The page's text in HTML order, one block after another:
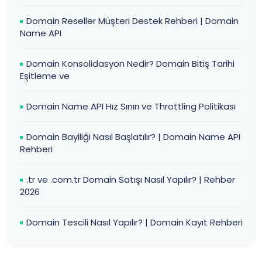
Domain Reseller Müşteri Destek Rehberi | Domain
Name API
Domain Konsolidasyon Nedir? Domain Bitiş Tarihi
Eşitleme ve
Domain Name API Hız Sınırı ve Throttling Politikası
Domain Bayiliği Nasıl Başlatılır? | Domain Name API
Rehberi
.tr ve .com.tr Domain Satışı Nasıl Yapılır? | Rehber
2026
Domain Tescili Nasıl Yapılır? | Domain Kayıt Rehberi